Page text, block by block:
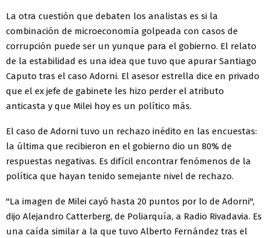
La otra cuestión que debaten los analistas es si la
combinación de microeconomía golpeada con casos de
corrupción puede ser un yunque para el gobierno. El relato
de la estabilidad es una idea que tuvo que apurar Santiago
Caputo tras el caso Adorni. El asesor estrella dice en privado
que el ex jefe de gabinete les hizo perder el atributo
anticasta y que Milei hoy es un político más.
El caso de Adorni tuvo un rechazo inédito en las encuestas:
la última que recibieron en el gobierno dio un 80% de
respuestas negativas. Es difícil encontrar fenómenos de la
política que hayan tenido semejante nivel de rechazo.
"La imagen de Milei cayó hasta 20 puntos por lo de Adorni",
dijo Alejandro Catterberg, de Poliarquía, a Radio Rivadavia. Es
una caída similar a la que tuvo Alberto Fernández tras el